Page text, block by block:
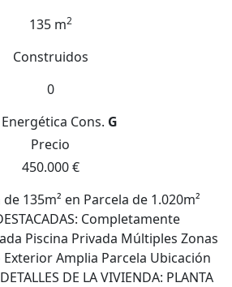
135 m2
Construidos
0
Energética Cons. G
Precio
450.000 €
135m² en Parcela de 1.020m²
Completamente
Piscina Privada Múltiples Zonas
Amplia Parcela Ubicación
DE LA VIVIENDA: PLANTA